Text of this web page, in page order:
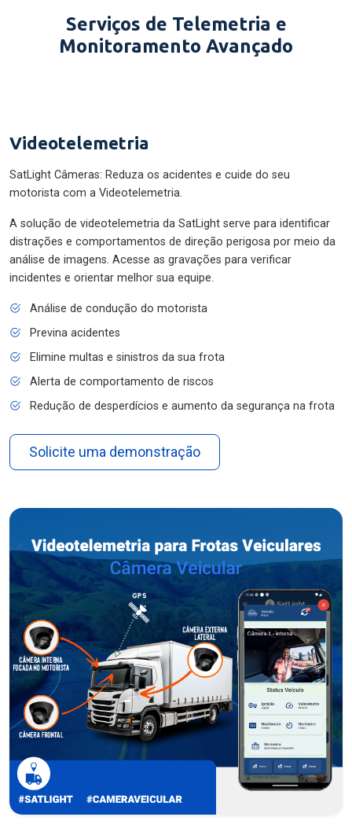
Serviços de Telemetria e
Monitoramento Avançado
Videotelemetria
SatLight Câmeras: Reduza os acidentes e cuide do seu
motorista com a Videotelemetria.
A solução de videotelemetria da SatLight serve para identificar
distrações e comportamentos de direção perigosa por meio da
análise de imagens. Acesse as gravações para verificar
incidentes e orientar melhor sua equipe.
Análise de condução do motorista
Previna acidentes
Elimine multas e sinistros da sua frota
Alerta de comportamento de riscos
Redução de desperdícios e aumento da segurança na frota
Solicite uma demonstração